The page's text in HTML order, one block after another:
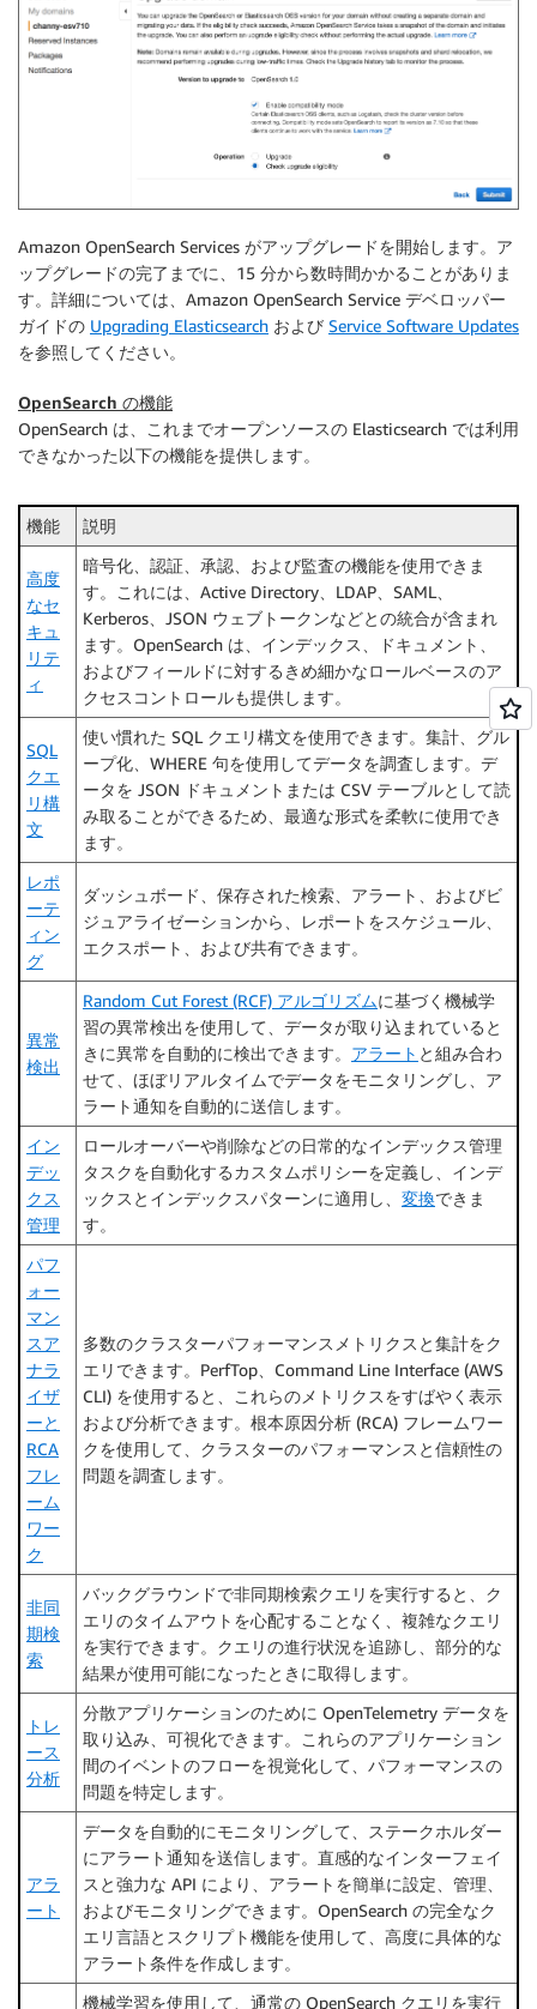
Amazon OpenSearch Services がアップグレードを開始します。ア
ップグレードの完了までに、15 分から数時間かかることがありま
す。詳細については、Amazon OpenSearch Service デベロッパー
ガイドの Upgrading Elasticsearch および Service Software Updates
を参照してください。
OpenSearch の機能
OpenSearch は、これまでオープンソースの Elasticsearch では利用
できなかった以下の機能を提供します。
機能 説明
高度
なセ
キュ
リテ
ィ
暗号化、認証、承認、および監査の機能を使用できま
す。これには、Active Directory、LDAP、SAML、
Kerberos、JSON ウェブトークンなどとの統合が含まれ
ます。OpenSearch は、インデックス、ドキュメント、
およびフィールドに対するきめ細かなロールベースのア
クセスコントロールも提供します。
SQL
クエ
リ構
文
使い慣れた SQL クエリ構文を使用できます。集計、グル
ープ化、WHERE 句を使用してデータを調査します。デ
ータを JSON ドキュメントまたは CSV テーブルとして読
み取ることができるため、最適な形式を柔軟に使用でき
ます。
レポ
ーテ
ィン
グ
ダッシュボード、保存された検索、アラート、およびビ
ジュアライゼーションから、レポートをスケジュール、
エクスポート、および共有できます。
異常
検出
Random Cut Forest (RCF) アルゴリズムに基づく機械学
習の異常検出を使用して、データが取り込まれていると
きに異常を自動的に検出できます。 アラート と組み合わ
せて、ほぼリアルタイムでデータをモニタリングし、ア
ラート通知を自動的に送信します。
イン
デッ
クス
管理
ロールオーバーや削除などの日常的なインデックス管理
タスクを自動化するカスタムポリシーを定義し、インデ
ックスとインデックスパターンに適用し、 変換できま
す。
パフ
ォー
マン
スア
ナラ
イザ
ーと
RCA
フレ
ーム
ワー
ク
多数のクラスターパフォーマンスメトリクスと集計をク
エリできます。PerfTop、Command Line Interface (AWS
CLI) を使用すると、これらのメトリクスをすばやく表示
および分析できます。根本原因分析 (RCA) フレームワー
クを使用して、クラスターのパフォーマンスと信頼性の
問題を調査します。
非同
期検
索
バックグラウンドで非同期検索クエリを実行すると、ク
エリのタイムアウトを心配することなく、複雑なクエリ
を実行できます。クエリの進行状況を追跡し、部分的な
結果が使用可能になったときに取得します。
トレ
ース
分析
分散アプリケーションのために OpenTelemetry データを
取り込み、可視化できます。これらのアプリケーション
間のイベントのフローを視覚化して、パフォーマンスの
問題を特定します。
アラ
ート
データを自動的にモニタリングして、ステークホルダー
にアラート通知を送信します。直感的なインターフェイ
スと強力な API により、アラートを簡単に設定、管理、
およびモニタリングできます。OpenSearch の完全なク
エリ言語とスクリプト機能を使用して、高度に具体的な
アラート条件を作成します。
機械学習を使用して、通常の OpenSearch クエリを実行